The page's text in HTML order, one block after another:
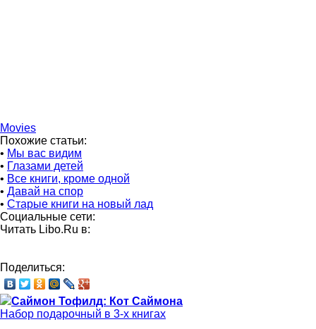
Movies
Похожие статьи:
• Мы вас видим
• Глазами детей
• Все книги, кроме одной
• Давай на спор
• Старые книги на новый лад
Социальные сети:
Читать Libo.Ru в:
Поделиться:
Саймон Тофилд: Кот Саймона
Набор подарочный в 3-х книгах